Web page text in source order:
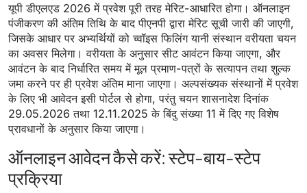
यूपी डीएलएड 2026 में प्रवेश पूरी तरह मेरिट-आधारित होगा। ऑनलाइन
पंजीकरण की अंतिम तिथि के बाद पीएनपी द्वारा मेरिट सूची जारी की जाएगी,
जिसके आधार पर अभ्यर्थियों को च्वॉइस फिलिंग यानी संस्थान वरीयता चयन
का अवसर मिलेगा। वरीयता के अनुसार सीट आवंटन किया जाएगा, और
आवंटन के बाद निर्धारित समय में मूल प्रमाण-पत्रों के सत्यापन तथा शुल्क
जमा करने पर ही प्रवेश अंतिम माना जाएगा। अल्पसंख्यक संस्थानों में प्रवेश
के लिए भी आवेदन इसी पोर्टल से होगा, परंतु चयन शासनादेश दिनांक
29.05.2026 तथा 12.11.2025 के बिंदु संख्या 11 में दिए गए विशेष
प्रावधानों के अनुसार किया जाएगा।
ऑनलाइन आवेदन कैसे करें: स्टेप-बाय-स्टेप
प्रक्रिया